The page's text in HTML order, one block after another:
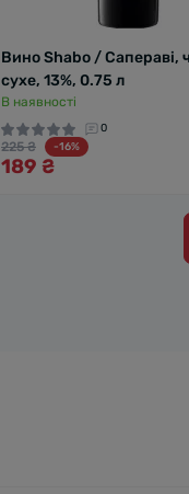
Вино Shabo / Сапераві,
сухе, 13%, 0.75 л
В наявності
0
225 ₴ -16%
189 ₴